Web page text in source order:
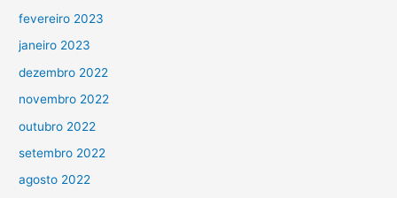
fevereiro 2023
janeiro 2023
dezembro 2022
novembro 2022
outubro 2022
setembro 2022
agosto 2022